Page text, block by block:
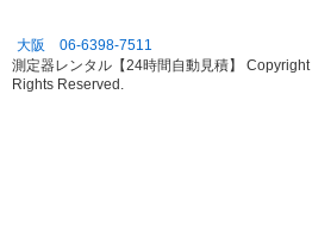
大阪 06-6398-7511
測定器レンタル【24時間自動見積】
Rights Reserved.